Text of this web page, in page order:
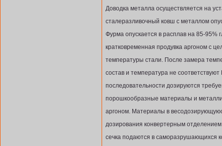
Доводка металла осуществляется на
сталеразливочный ковш с металлом
Фурма опускается в расплав на 85-95%
кратковременная продувка аргоном с
температуры стали. После замера
состав и температура не
последовательности дозируются
порошкообразные материалы и
аргоном. Материалы в
дозирования конвертерным
сечка подаются в саморазрушающихся